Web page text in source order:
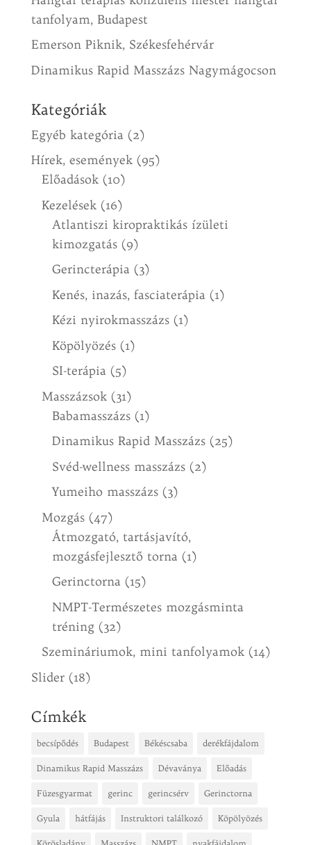
tanfolyam, Budapest
Emerson Piknik, Székesfehérvár
Dinamikus Rapid Masszázs Nagymágocson
Kategóriák
Egyéb kategória (2)
Hírek, események(95)
Előadások(10)
Kezelések (16)
Atlantiszi kiropraktikás ízületi
kimozgatás(9)
Gerincterápia (3)
Kenés, inazás, fasciaterápia (1)
Kézi nyirokmasszázs(1)
Köpölyözés(1)
SI-terápia (5)
Masszázsok (31)
Babamasszázs(1)
Dinamikus Rapid Masszázs(25)
Svéd-wellness masszázs(2)
Yumeiho masszázs(3)
Mozgás(47)
Átmozgató, tartásjavító,
mozgásfejlesztő torna (1)
Gerinctorna (15)
NMPT-Természetes mozgásminta
tréning(32)
Szemináriumok, mini tanfolyamok(14)
Slider(18)
Címkék
becsípődés Budapest Békéscsaba derékfájdalom
Dinamikus Rapid Masszázs Dévaványa Előadás
Füzesgyarmat gerinc gerincsérv Gerinctorna
Gyula hátfájás Instruktori találkozó Köpölyözés